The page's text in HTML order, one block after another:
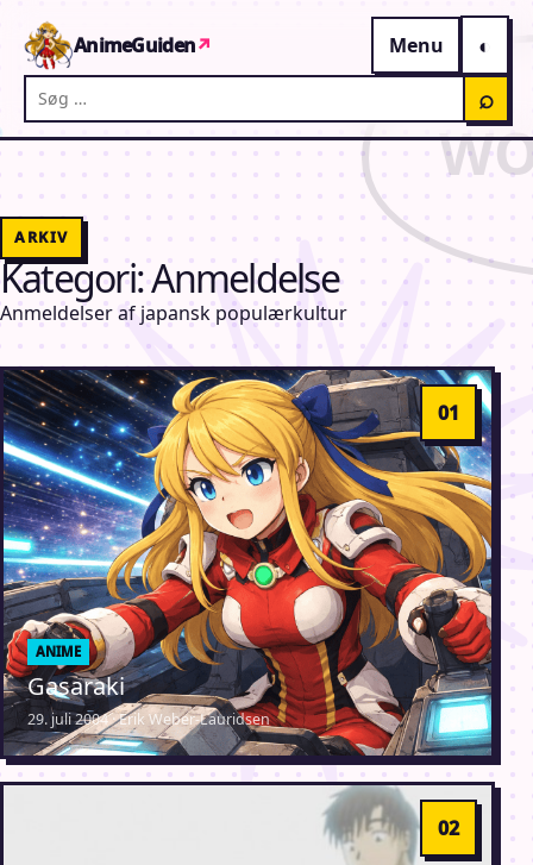
AnimeGuiden↗
Menu
Søg på AnimeGuiden
⌕
ARKIV
Kategori:Anmeldelse
Anmeldelser af japansk populærkultur
ANIME
Gasaraki
29. juli 2004 · Erik Weber-Lauridsen